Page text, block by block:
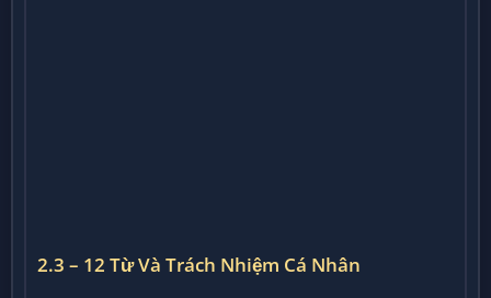
2.3 – 12 Từ Và Trách Nhiệm Cá Nhân